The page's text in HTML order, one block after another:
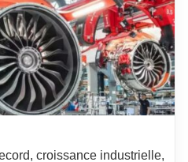
croissance industrielle,